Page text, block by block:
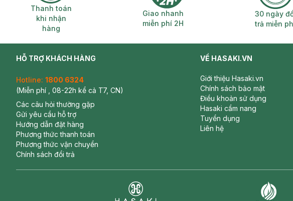
Thanh toán khi nhận hàng
Thanh toán
khi nhận
hàng
Giao nhanh miễn phí 2H
Giao nhanh
miễn phí 2H
30
30 ngày
trả miễn
HỖ TRỢ KHÁCH HÀNG
Hotline: 1800 6324
(Miễn phí , 08-22h kể cả T7, CN)
Các câu hỏi thường gặp
Gửi yêu cầu hỗ trợ
Hướng dẫn đặt hàng
Phương thức thanh toán
Phương thức vận chuyển
Chính sách đổi trả
VỀ HASAKI.VN
Giới thiệu Hasaki.vn
Chính sách bảo mật
Điều khoản sử dụng
Hasaki cẩm nang
Tuyển dụng
Liên hệ